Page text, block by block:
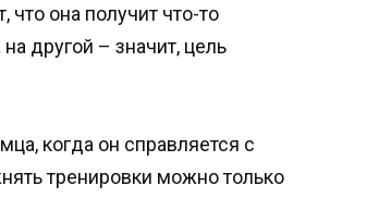
что она получит что-то
другой – значит, цель
когда он справляется с
тренировки можно только